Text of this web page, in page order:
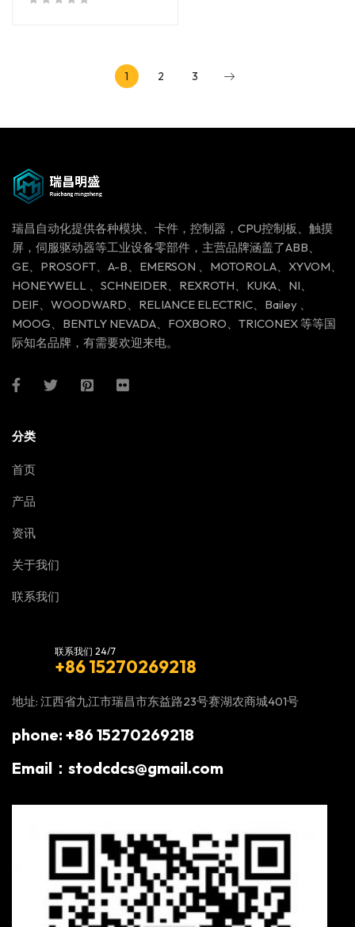
1 2 3
瑞昌自动化提供各种模块、卡件，控制器，CPU控制板、触摸
屏，伺服驱动器等工业设备零部件，主营品牌涵盖了ABB、
GE、PROSOFT、A-B、EMERSON 、MOTOROLA、XYVOM、
HONEYWELL 、SCHNEIDER、REXROTH、KUKA、NI、
DEIF、WOODWARD、RELIANCE ELECTRIC、Bailey 、
MOOG、BENTLY NEVADA、FOXBORO、TRICONEX 等等国
际知名品牌，有需要欢迎来电。
分类
首页
产品
资讯
关于我们
联系我们
联系我们 24/7
+86 15270269218
地址: 江西省九江市瑞昌市东益路23号赛湖农商城401号
phone: +86 15270269218
Email：stodcdcs@gmail.com